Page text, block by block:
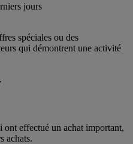
jours
spéciales ou des
qui démontrent une activité
ont effectué un achat important,
achats.